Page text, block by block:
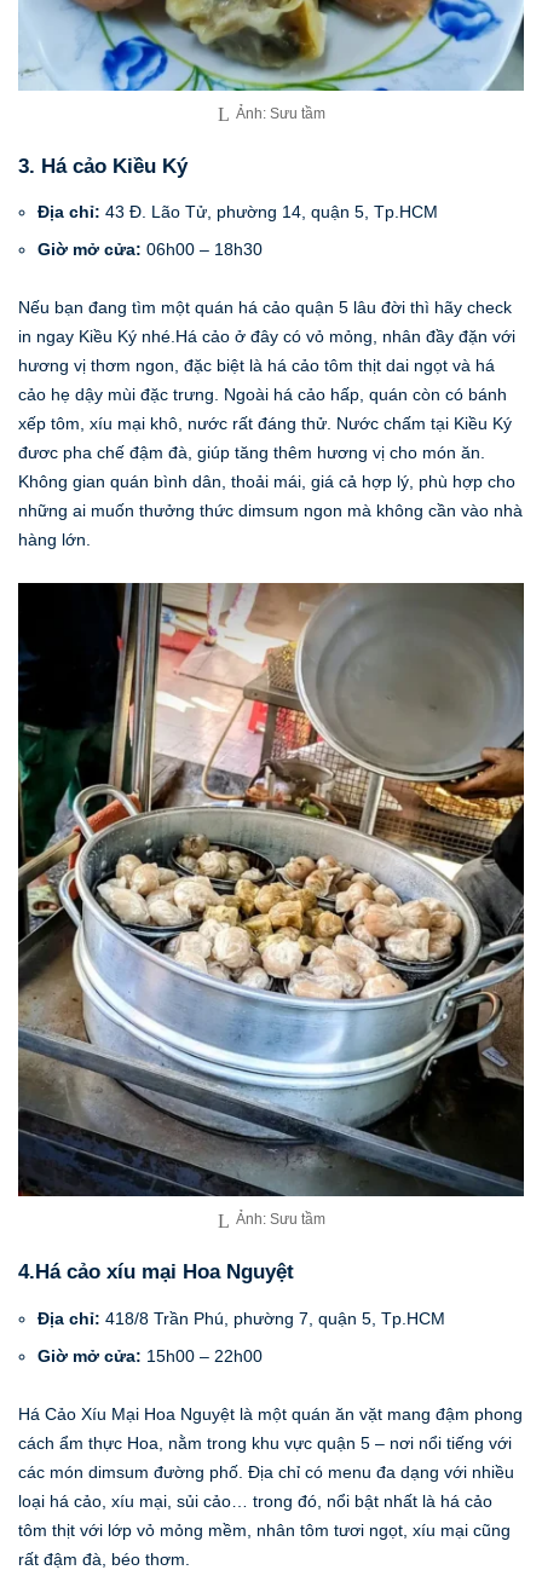
Ảnh: Sưu tầm
3. Há cảo Kiều Ký
Địa chỉ: 43 Đ. Lão Tử, phường 14, quận 5, Tp.HCM
Giờ mở cửa: 06h00 – 18h30
Nếu bạn đang tìm một quán há cảo quận 5 lâu đời thì hãy check
in ngay Kiều Ký nhé.Há cảo ở đây có vỏ mỏng, nhân đầy đặn với
hương vị thơm ngon, đặc biệt là há cảo tôm thịt dai ngọt và há
cảo hẹ dậy mùi đặc trưng. Ngoài há cảo hấp, quán còn có bánh
xếp tôm, xíu mại khô, nước rất đáng thử. Nước chấm tại Kiều Ký
đươc pha chế đậm đà, giúp tăng thêm hương vị cho món ăn.
Không gian quán bình dân, thoải mái, giá cả hợp lý, phù hợp cho
những ai muốn thưởng thức dimsum ngon mà không cần vào nhà
hàng lớn.
Ảnh: Sưu tầm
4.Há cảo xíu mại Hoa Nguyệt
Địa chỉ: 418/8 Trần Phú, phường 7, quận 5, Tp.HCM
Giờ mở cửa: 15h00 – 22h00
Há Cảo Xíu Mại Hoa Nguyệt là một quán ăn vặt mang đậm phong
cách ẩm thực Hoa, nằm trong khu vực quận 5 – nơi nổi tiếng với
các món dimsum đường phố. Địa chỉ có menu đa dạng với nhiều
loại há cảo, xíu mại, sủi cảo… trong đó, nổi bật nhất là há cảo
tôm thịt với lớp vỏ mỏng mềm, nhân tôm tươi ngọt, xíu mại cũng
rất đậm đà, béo thơm.